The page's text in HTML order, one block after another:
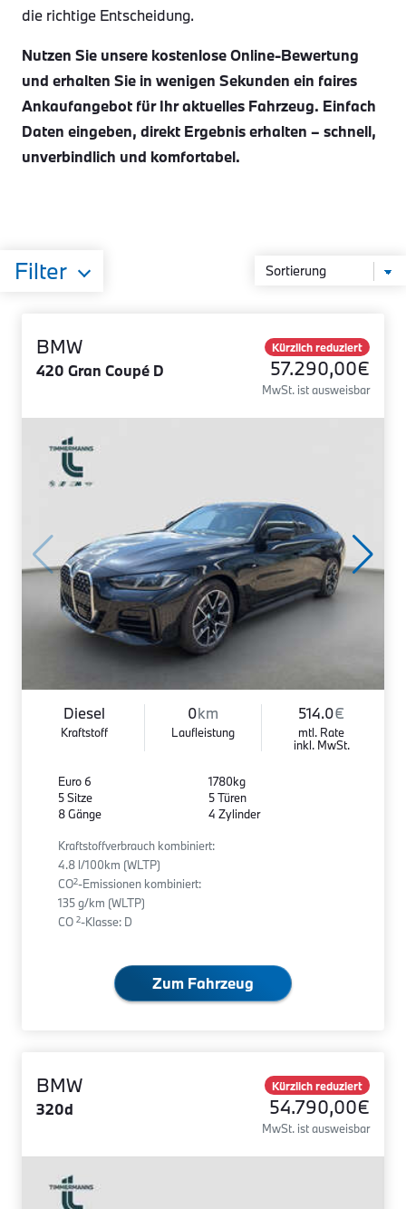
die richtige Entscheidung.
Nutzen Sie unsere kostenlose Online-Bewertung
und erhalten Sie in wenigen Sekunden ein faires
Ankaufangebot für Ihr aktuelles Fahrzeug. Einfach
Daten eingeben, direkt Ergebnis erhalten – schnell,
unverbindlich und komfortabel.
Filter
BMW
420 Gran Coupé D
Kürzlich reduziert
57.290,00€
MwSt. ist ausweisbar
Diesel
Kraftstoff
0km
Laufleistung
514.0€
mtl. Rate
inkl. MwSt.
Euro 6
5 Sitze
8 Gänge
1780kg
5 Türen
4 Zylinder
Kraftstoffverbrauch kombiniert:
4.8 l/100km (WLTP)
CO2-Emissionen kombiniert:
135 g/km (WLTP)
CO 2-Klasse: D
Zum Fahrzeug
BMW
320d
Kürzlich reduziert
54.790,00€
MwSt. ist ausweisbar